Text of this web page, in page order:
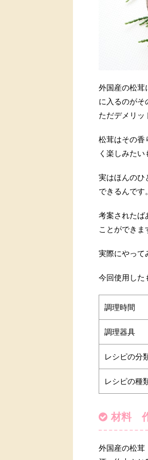
外国産の松茸
に入るのがそ
ただデメリッ
松茸はその香
く楽しみたい
実はほんのひ
できるんです。
考案されたば
ことができま
実際にやって
今回使用した
調理時間
調理器具
レシピの分
レシピの種
材料
外国産の松